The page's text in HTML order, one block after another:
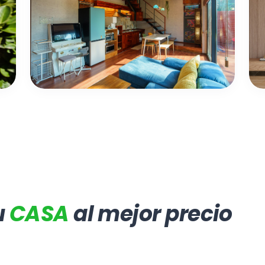
CASAal mejor precio